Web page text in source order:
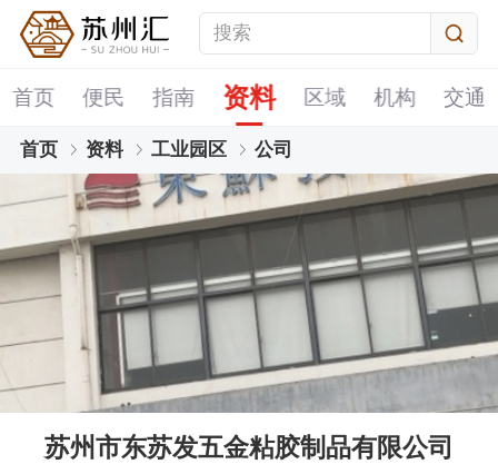
首页 便民 指南 资料 区域 机构 交通
首页 资料 工业园区 公司
苏州市东苏发五金粘胶制品有限公司